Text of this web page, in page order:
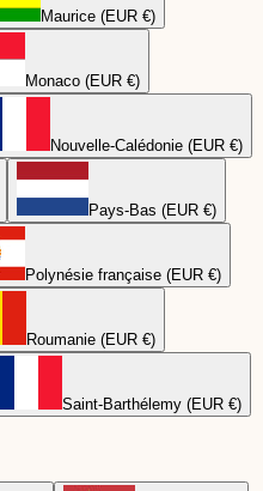
Maurice (EUR €)
Monaco (EUR €)
Nouvelle-Calédonie (EUR €)
Pays-Bas (EUR €)
Polynésie française (EUR €)
Roumanie (EUR €)
Saint-Barthélemy (EUR €)